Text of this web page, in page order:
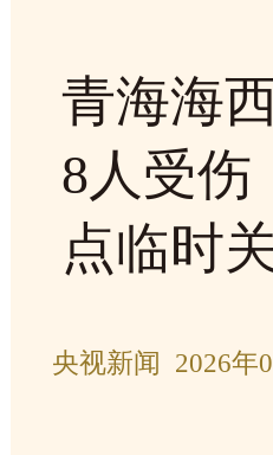
青海海
8人受伤
点临时
央视新闻 2026年